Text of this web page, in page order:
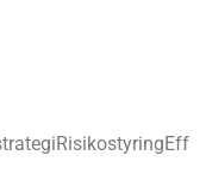
Risikostyring Eff